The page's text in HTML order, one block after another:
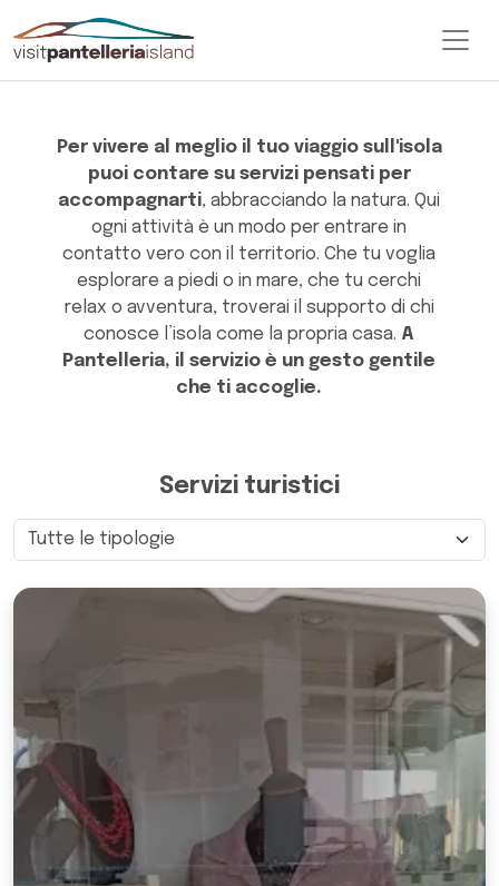
Attività e servizi
Per vivere al meglio il tuo viaggio sull'isola
puoi contare su servizi pensati per
accompagnarti, abbracciando la natura. Qui
ogni attività è un modo per entrare in
contatto vero con il territorio. Che tu voglia
esplorare a piedi o in mare, che tu cerchi
relax o avventura, troverai il supporto di chi
conosce l’isola come la propria casa. A
Pantelleria, il servizio è un gesto gentile
che ti accoglie.
Servizi turistici